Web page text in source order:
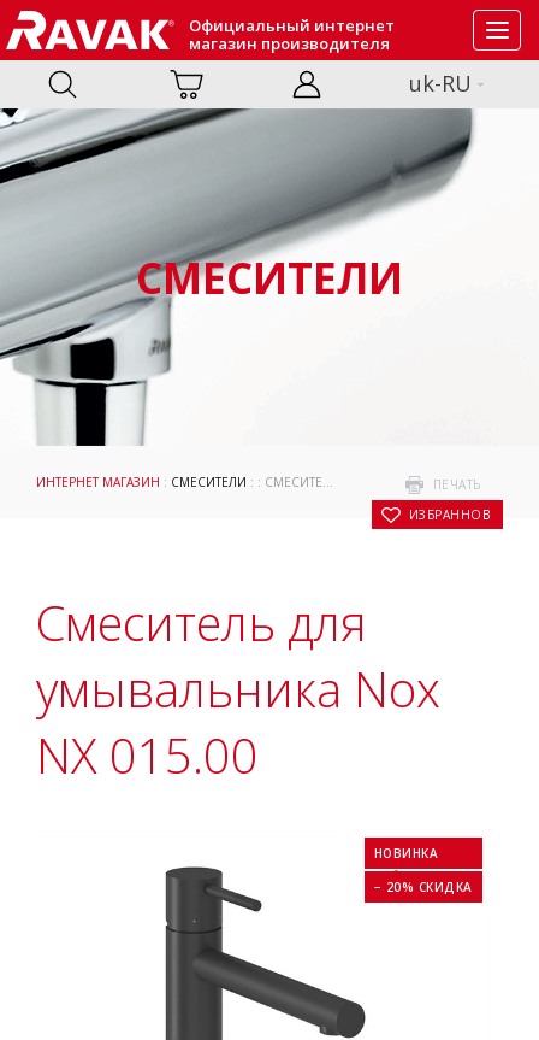
Официальный интернет
магазин производителя
uk-RU
СМЕСИТЕЛИ
ПЕЧАТЬ
В ИЗБРАННОЕ
ИНТЕРНЕТ МАГАЗИН : СМЕСИТЕЛИ : : СМЕСИТЕЛЬ ДЛЯ УМЫВАЛЬНИКА NOX NX 015.00
Смеситель для
умывальника Nox
NX 015.00
НОВИНКА
− 20% СКИДКА